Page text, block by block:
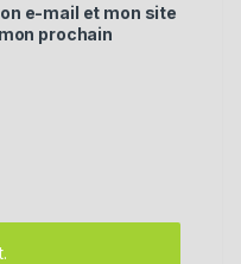
e-mail et mon site
prochain